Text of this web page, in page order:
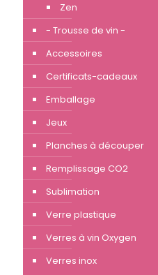
Zen
- Trousse de vin -
Accessoires
Certificats-cadeaux
Emballage
Jeux
Planches à découper
Remplissage CO2
Sublimation
Verre plastique
Verres à vin Oxygen
Verres inox